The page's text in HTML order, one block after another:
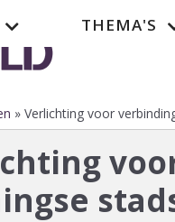
THEMA'S
Verlichting voor